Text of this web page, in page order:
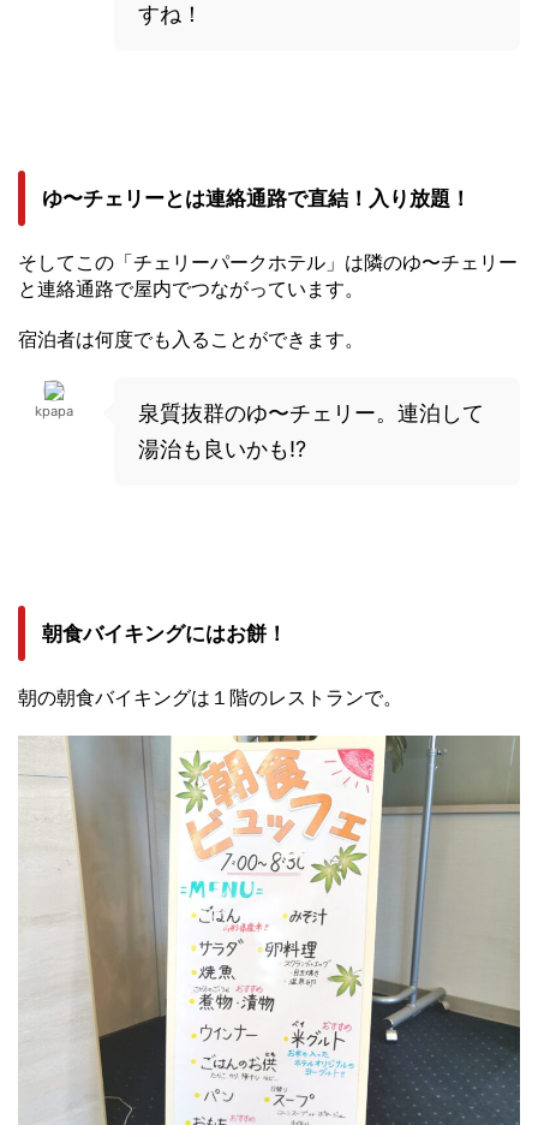
すね！
ゆ〜チェリーとは連絡通路で直結！入り放題！
そしてこの「チェリーパークホテル」は隣のゆ〜チェリー
と連絡通路で屋内でつながっています。
宿泊者は何度でも入ることができます。
kpapa
泉質抜群のゆ〜チェリー。連泊して
湯治も良いかも!?
朝食バイキングにはお餅！
朝の朝食バイキングは１階のレストランで。